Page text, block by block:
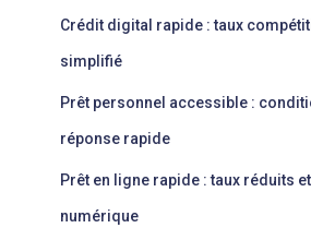
Crédit digital rapide : taux
simplifié
Prêt personnel accessible :
réponse rapide
Prêt en ligne rapide : taux réduits
numérique